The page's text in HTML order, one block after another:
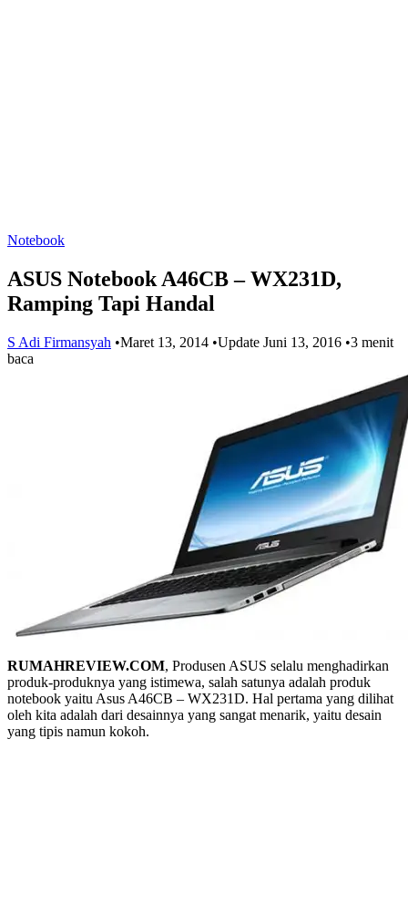
Notebook
ASUS Notebook A46CB – WX231D,
Ramping Tapi Handal
S Adi Firmansyah •Maret 13, 2014 •Update Juni 13, 2016 •3 menit
baca
RUMAHREVIEW.COM, Produsen ASUS selalu menghadirkan
produk-produknya yang istimewa, salah satunya adalah produk
notebook yaitu Asus A46CB – WX231D. Hal pertama yang dilihat
oleh kita adalah dari desainnya yang sangat menarik, yaitu desain
yang tipis namun kokoh.